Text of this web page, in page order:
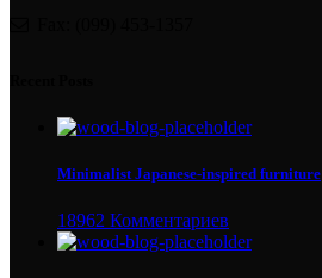
Minimalist Japanese-inspired furniture
18962 Комментариев